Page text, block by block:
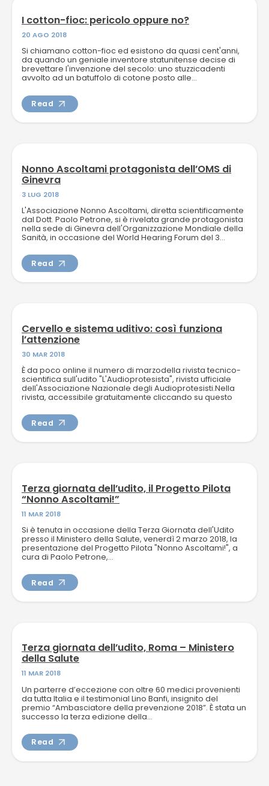
I cotton-fioc: pericolo oppure no?
20 AGO 2018
Si chiamano cotton-fioc ed esistono da quasi cent'anni,
da quando un geniale inventore statunitense decise di
brevettare l'invenzione del secolo: uno stuzzicadenti
avvolto ad un batuffolo di cotone posto alle...
Read
Nonno Ascoltami protagonista dell’OMS di
Ginevra
3 LUG 2018
L'Associazione Nonno Ascoltami, diretta scientificamente
dal Dott. Paolo Petrone, si è rivelata grande protagonista
nella sede di Ginevra dell'Organizzazione Mondiale della
Sanità, in occasione del World Hearing Forum del 3...
Read
Cervello e sistema uditivo: così funziona
l’attenzione
30 MAR 2018
È da poco online il numero di marzodella rivista tecnico-
scientifica sull'udito "L'Audioprotesista", rivista ufficiale
dell'Associazione Nazionale degli Audioprotesisti.Nella
rivista, accessibile gratuitamente cliccando su questo
Read
Terza giornata dell’udito, il Progetto Pilota
“Nonno Ascoltami!”
11 MAR 2018
Si è tenuta in occasione della Terza Giornata dell'Udito
presso il Ministero della Salute, venerdì 2 marzo 2018, la
presentazione del Progetto Pilota "Nonno Ascoltami!", a
cura di Paolo Petrone,...
Read
Terza giornata dell’udito, Roma – Ministero
della Salute
11 MAR 2018
Un parterre d’eccezione con oltre 60 medici provenienti
da tutta Italia e il testimonial Lino Banfi, insignito del
premio “Ambasciatore della prevenzione 2018”. È stata un
successo la terza edizione della...
Read